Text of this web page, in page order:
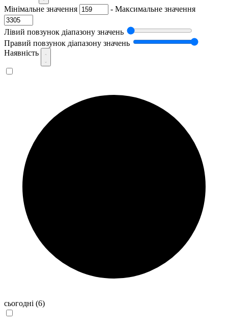
Мінімальне значення - Максимальне значення
Лівий повзунок діапазону значень
Правий повзунок діапазону значень
Наявність
сьогодні (6)